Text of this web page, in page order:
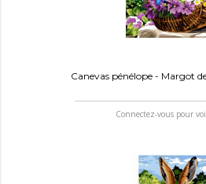
Canevas pénélope - Margot de
Connectez-vous pour